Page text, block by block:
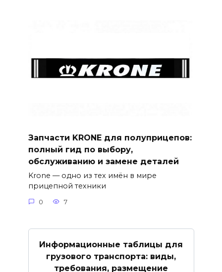
Запчасти KRONE для полуприцепов:
полный гид по выбору,
обслуживанию и замене деталей
Krone — одно из тех имён в мире
прицепной техники
0 7
Информационные таблицы для
грузового транспорта: виды,
требования, размещение